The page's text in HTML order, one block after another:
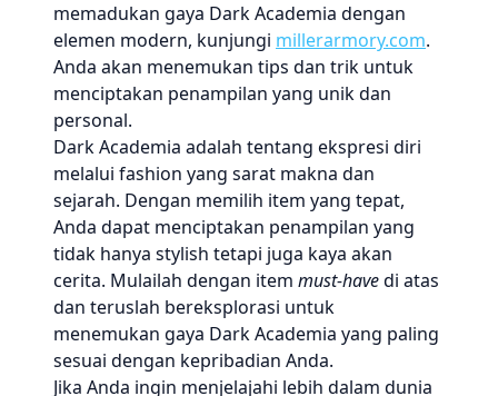
memadukan gaya Dark Academia dengan
elemen modern, kunjungi millerarmory.com.
Anda akan menemukan tips dan trik untuk
menciptakan penampilan yang unik dan
personal.
Dark Academia adalah tentang ekspresi diri
melalui fashion yang sarat makna dan
sejarah. Dengan memilih item yang tepat,
Anda dapat menciptakan penampilan yang
tidak hanya stylish tetapi juga kaya akan
cerita. Mulailah dengan item must-havedi atas
dan teruslah bereksplorasi untuk
menemukan gaya Dark Academia yang paling
sesuai dengan kepribadian Anda.
Jika Anda ingin menjelajahi lebih dalam dunia